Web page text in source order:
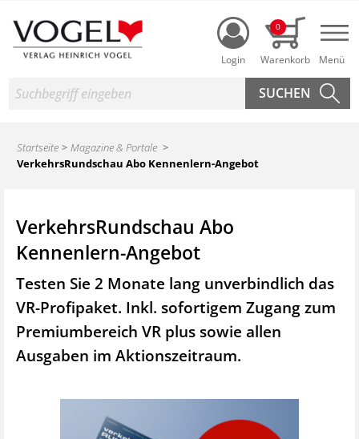
Login
0
Suche
Startseite
Magazine & Portale
VerkehrsRundschau Abo Kennenlern-Angebot
VerkehrsRundschau Abo
Kennenlern-Angebot
Testen Sie 2 Monate lang unverbindlich das
VR-Profipaket. Inkl. sofortigem Zugang zum
Premiumbereich VR plus sowie allen
Ausgaben im Aktionszeitraum.